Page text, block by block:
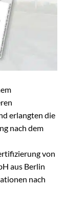
erlangten die
nach dem
von
aus Berlin
nach